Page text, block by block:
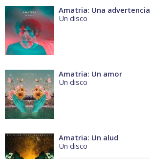
Amatria: Una advertencia
Un disco
Amatria: Un amor
Un disco
Amatria: Un alud
Un disco